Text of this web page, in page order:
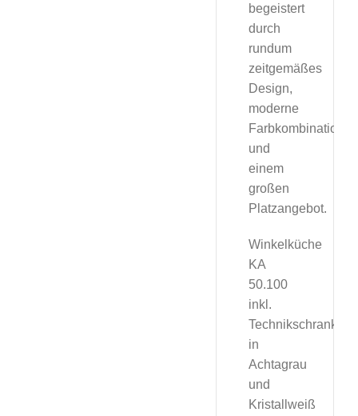
begeistert
durch
rundum
zeitgemäßes
Design,
moderne
Farbkombination
und
einem
großen
Platzangebot.
Winkelküche
KA
50.100
inkl.
Technikschrank
in
Achtagrau
und
Kristallweiß